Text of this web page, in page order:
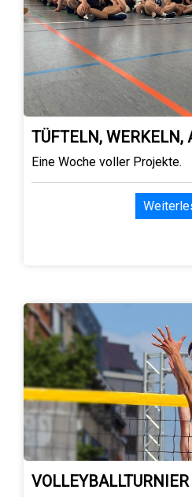
TÜFTELN, WERKELN,
Eine Woche voller Projekte.
VOLLEYBALLTURNIER